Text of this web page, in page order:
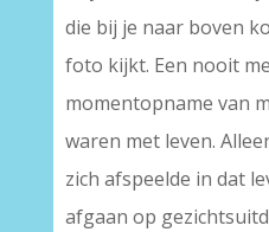
die bij je naar boven
foto kijkt. Een nooit
momentopname van
waren met leven.
zich afspeelde in dat
afgaan op